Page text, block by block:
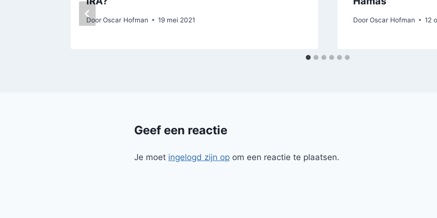
DoorOscar Hofman 19 mei 2021 DoorOscar Hofman 12
Geef een reactie
Je moet ingelogd zijn op om een reactie te plaatsen.